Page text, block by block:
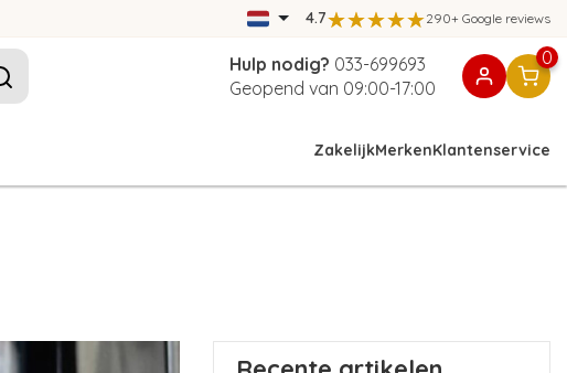
4.7 290+ Google reviews
Hulp nodig? 033-699693
Geopend van 09:00-17:00
0
ZakelijkMerkenKlantenservice